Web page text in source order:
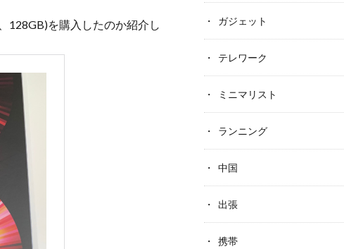
128GB)を購入したのか紹介し
ガジェット
テレワーク
ミニマリスト
ランニング
中国
出張
携帯